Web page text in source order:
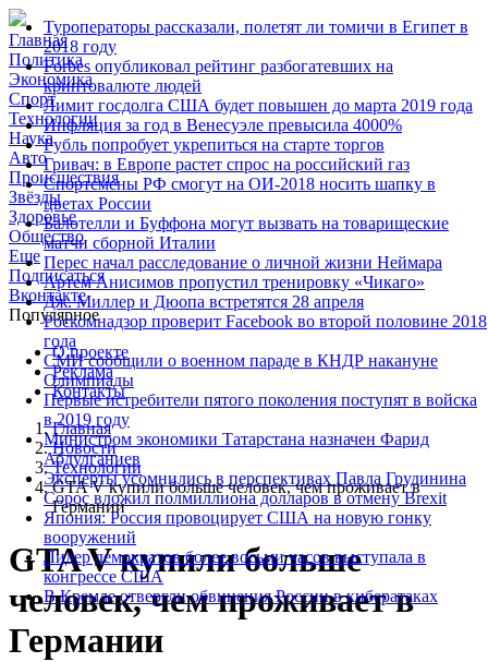
Главная
Политика
Экономика
Спорт
Технологии
Наука
Авто
Происшествия
Звёзды
Здоровье
Общество
Еще
Подписаться
Вконтакте
Популярное
Туроператоры рассказали, полетят ли томичи в Египет в
2018 году
Forbes опубликовал рейтинг разбогатевших на
криптовалюте людей
Лимит госдолга США будет повышен до марта 2019 года‍
Инфляция за год в Венесуэле превысила 4000%
Рубль попробует укрепиться на старте торгов‍
Гривач: в Европе растет спрос на российский газ‍
Спортсмены РФ смогут на ОИ-2018 носить шапку в
цветах России‍
Балотелли и Буффона могут вызвать на товарищеские
матчи сборной Италии
Перес начал расследование о личной жизни Неймара
Артем Анисимов пропустил тренировку «Чикаго»
Дж. Миллер и Дюопа встретятся 28 апреля
Роскомнадзор проверит Facebook во второй половине 2018
года‍
СМИ сообщили о военном параде в КНДР накануне
Олимпиады‍
Первые истребители пятого поколения поступят в войска
в 2019 году
Министром экономики Татарстана назначен Фарид
Абдулганиев‍
Эксперты усомнились в перспективах Павла Грудинина
Сорос вложил полмиллиона долларов в отмену Brexit‍
Япония: Россия провоцирует США на новую гонку
вооружений
Лидер демократов более восьми часов выступала в
конгрессе США
В Кремле отвергли обвинения России в кибератаках
О проекте
Реклама
Контакты
Главная
Новости
Технологии
GTA V купили больше человек, чем проживает в
Германии
GTA V купили больше
человек, чем проживает в
Германии